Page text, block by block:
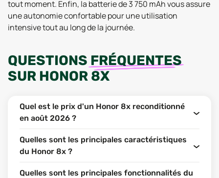
tout moment. Enfin, la batterie de 3 750 mAh vous assure
une autonomie confortable pour une utilisation
intensive tout au long de la journée.
QUESTIONS FRÉQUENTES
SUR HONOR 8X
Quel est le prix d'un Honor 8x reconditionné
en août 2026 ?
Quelles sont les principales caractéristiques
du Honor 8x ?
Quelles sont les principales fonctionnalités du